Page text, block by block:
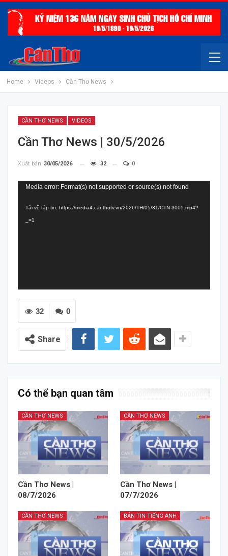
Home Videos Cần Thơ News
CẦN THƠ NEWS VIDEOS
Cần Thơ News | 30/5/2026
Xuất bản 30/05/2026 32 0
Trình
Video
Media error: Format(s) not supported or source(s) not found
Tải về tập tin: https://media4.canthotv.vn/2026/TH/05/31/CTN-3005.mp4?
_=1
0
32
Share
Có thể bạn quan tâm
CẦN THƠ NEWS
Cần Thơ News |
08/7/2026
CẦN THƠ NEWS
Cần Thơ News |
07/7/2026
CẦN THƠ NEWS BẢN TIN TIẾNG ANH